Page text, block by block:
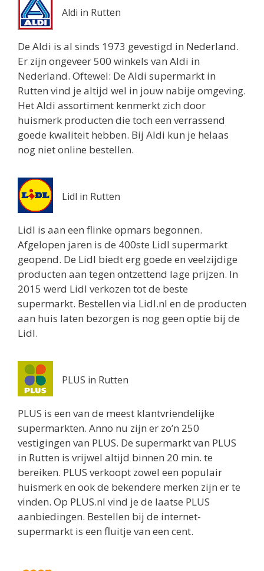
Aldi in Rutten
De Aldi is al sinds 1973 gevestigd in Nederland.
Er zijn ongeveer 500 winkels van Aldi in
Nederland. Oftewel: De Aldi supermarkt in
Rutten vind je altijd wel in jouw nabije omgeving.
Het Aldi assortiment kenmerkt zich door
huismerk producten die toch een verrassend
goede kwaliteit hebben. Bij Aldi kun je helaas
nog niet online bestellen.
Lidl in Rutten
Lidl is aan een flinke opmars begonnen.
Afgelopen jaren is de 400ste Lidl supermarkt
geopend. De Lidl biedt erg goede en veelzijdige
producten aan tegen ontzettend lage prijzen. In
2015 werd Lidl verkozen tot de beste
supermarkt. Bestellen via Lidl.nl en de producten
aan huis laten bezorgen is nog geen optie bij de
Lidl.
PLUS in Rutten
PLUS is een van de meest klantvriendelijke
supermarkten. Anno nu zijn er zo’n 250
vestigingen van PLUS. De supermarkt van PLUS
in Rutten is vrijwel altijd binnen 20 min. te
bereiken. PLUS verkoopt zowel een populair
huismerk en ook de bekendere merken zijn er te
vinden. Op PLUS.nl vind je de laatse PLUS
aanbiedingen. Bestellen bij de internet-
supermarkt is een fluitje van een cent.